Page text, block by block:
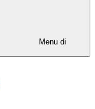
Menu di